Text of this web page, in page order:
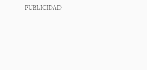
PUBLICIDAD